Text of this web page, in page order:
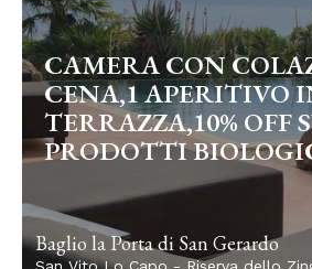
CAMERA CON
CENA,1 APERITIVO
TERRAZZA,10% OFF
PRODOTTI
Baglio la Porta di San Gerardo